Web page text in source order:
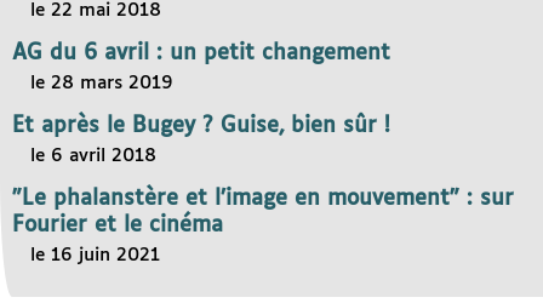
le 22 mai 2018
AG du 6 avril : un petit changement
le 28 mars 2019
Et après le Bugey ? Guise, bien sûr !
le 6 avril 2018
"Le phalanstère et l’image en mouvement" : sur
Fourier et le cinéma
le 16 juin 2021